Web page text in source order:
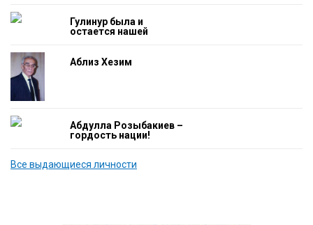
Гулинур была и
остается нашей
Аблиз Хезим
Абдулла Розыбакиев –
гордость нации!
Все выдающиеся личности